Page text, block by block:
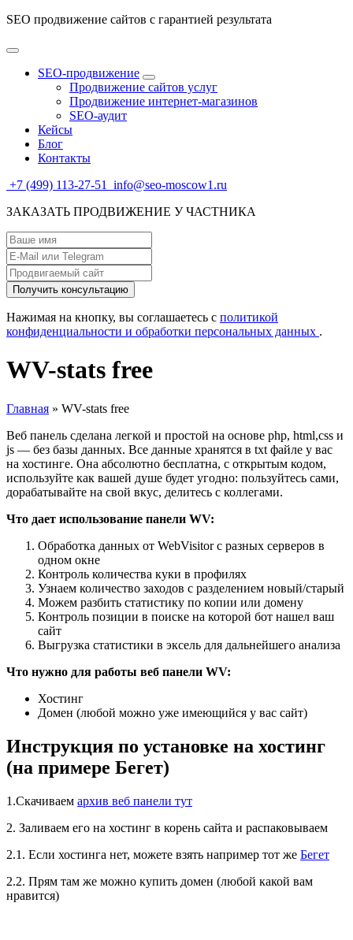
SEO продвижение сайтов с гарантией результата
SEO-продвижение
Продвижение сайтов услуг
Продвижение интернет-магазинов
SEO-аудит
Кейсы
Блог
Контакты
+7 (499) 113-27-51
info@seo-moscow1.ru
ЗАКАЗАТЬ ПРОДВИЖЕНИЕ У ЧАСТНИКА
Нажимая на кнопку, вы соглашаетесь с политикой
конфиденциальности и обработки персональных данных .
WV-stats free
Главная » WV-stats free
Веб панель сделана легкой и простой на основе php, html,css и
js — без базы данных. Все данные хранятся в txt файле у вас
на хостинге. Она абсолютно бесплатна, с открытым кодом,
используйте как вашей душе будет угодно: пользуйтесь сами,
дорабатывайте на свой вкус, делитесь с коллегами.
Что дает использование панели WV:
Обработка данных от WebVisitor с разных серверов в
одном окне
Контроль количества куки в профилях
Узнаем количество заходов с разделением новый/старый
Можем разбить статистику по копии или домену
Контроль позиции в поиске на которой бот нашел ваш
сайт
Выгрузка статистики в эксель для дальнейшего анализа
Что нужно для работы веб панели WV:
Хостинг
Домен (любой можно уже имеющийся у вас сайт)
Инструкция по установке на хостинг
(на примере Бегет)
1.Скачиваем архив веб панели тут
2. Заливаем его на хостинг в корень сайта и распаковываем
2.1. Если хостинга нет, можете взять например тот же Бегет
2.2. Прям там же можно купить домен (любой какой вам
нравится)